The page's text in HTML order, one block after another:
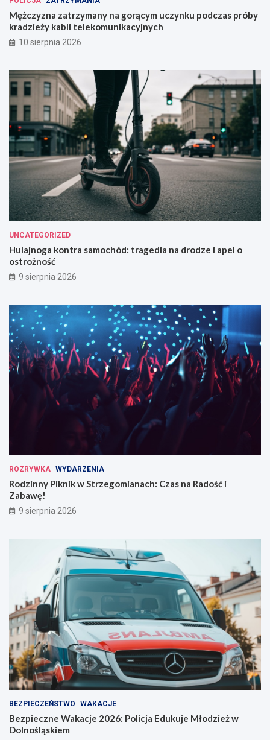
Mężczyzna zatrzymany na gorącym uczynku podczas próby
kradzieży kabli telekomunikacyjnych
10 sierpnia 2026
UNCATEGORIZED
Hulajnoga kontra samochód: tragedia na drodze i apel o
ostrożność
9 sierpnia 2026
ROZRYWKA WYDARZENIA
Rodzinny Piknik w Strzegomianach: Czas na Radość i
Zabawę!
9 sierpnia 2026
BEZPIECZEŃSTWO WAKACJE
Bezpieczne Wakacje 2026: Policja Edukuje Młodzież w
Dolnośląskiem